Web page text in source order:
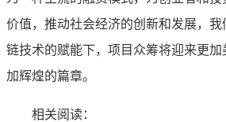
价值，推动社会经济的创新和发展，
链技术的赋能下，项目众筹将迎来更
加辉煌的篇章。
相关阅读：